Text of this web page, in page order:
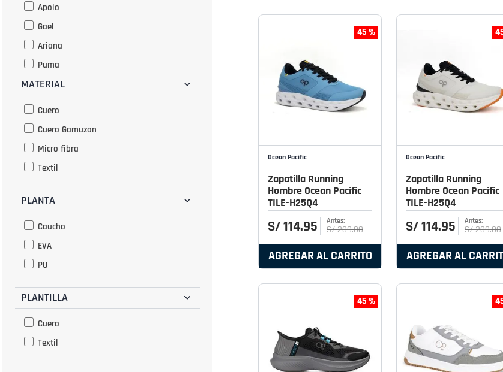
Multicolor
Naranja
Negro
Olivo
Plata
Plomo
Rojo
Verde
Hueso
Apolo
Gael
Ariana
Puma
Adidas
MATERIAL
Cuero
Cuero Gamuzon
Micro fibra
Textil
PLANTA
Caucho
EVA
PU
PLANTILLA
Cuero
Textil
45 %
Ocean Pacific
Zapatilla Running
Hombre Ocean Pacific
TILE-H25Q4
S/114.95 S/209.00
AGREGAR AL CARRITO
Ocean Pacific
Zapatilla Running
Hombre Ocean Pacific
TILE-H25Q4
S/114.95 S/209.00
AGREGAR AL
45 %